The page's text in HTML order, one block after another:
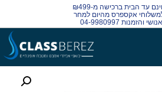
עד הבית ברכישה מ-₪499
אקספרס מהיום למחר
והזמנות 04-9980997